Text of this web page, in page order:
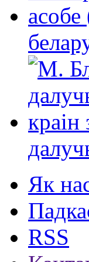
Як
RSS